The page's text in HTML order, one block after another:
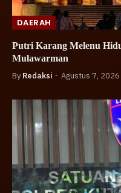
DAERAH
Putri Karang Melenu
Mulawarman
By Redaksi Agustus 7, 2026